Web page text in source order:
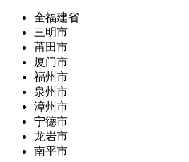
全福建省
三明市
莆田市
厦门市
福州市
泉州市
漳州市
宁德市
龙岩市
南平市